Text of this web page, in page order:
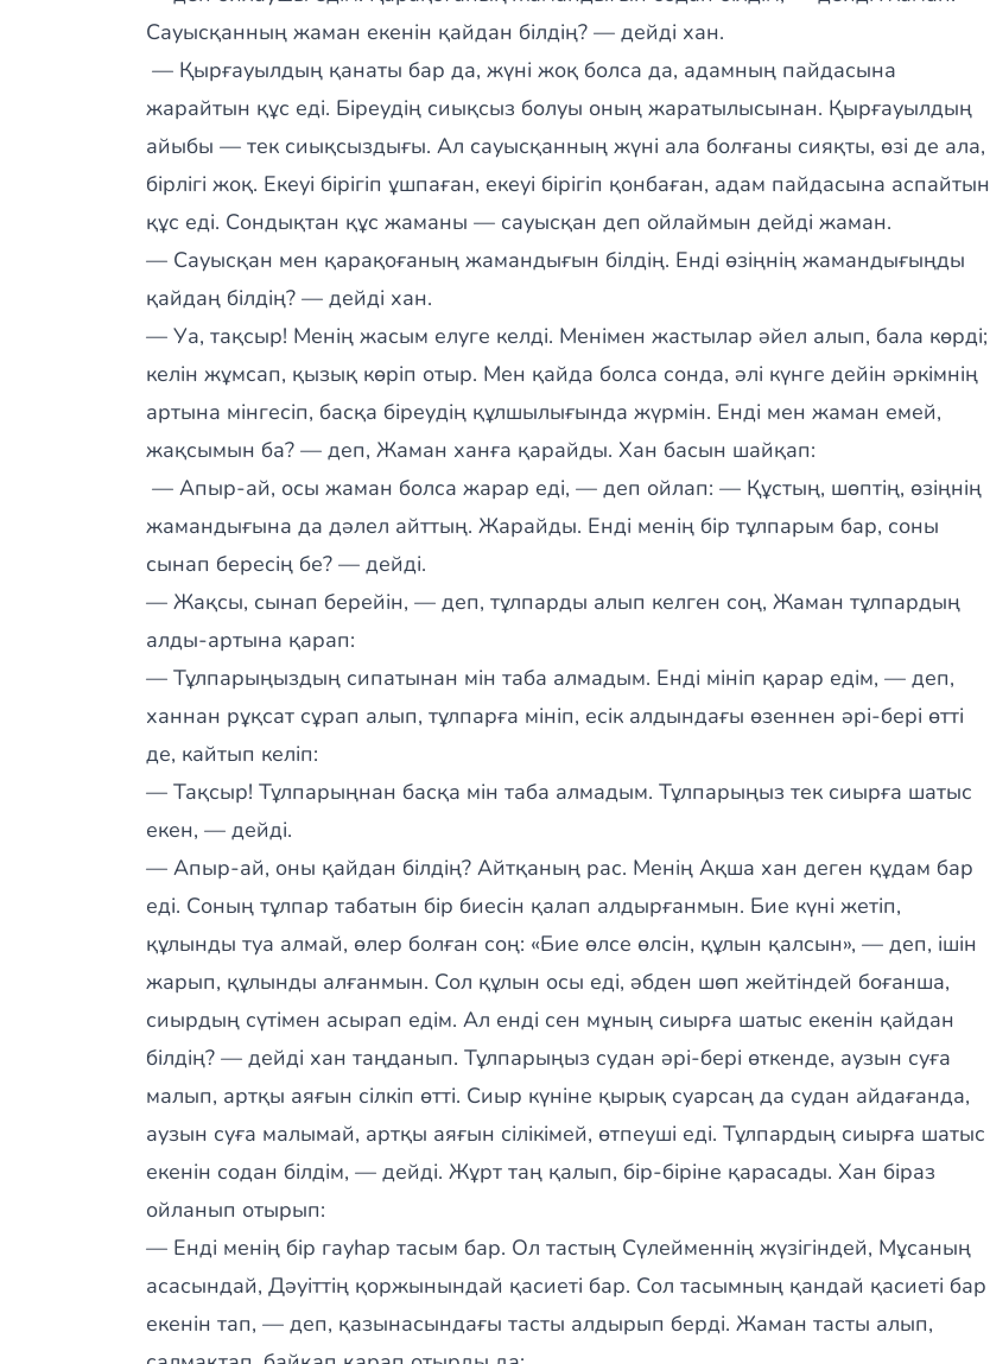
Сауысқанның жаман екенін қайдан білдің? — дейді хан.
— Қырғауылдың қанаты бар да, жүні жоқ болса да, адамның пайдасына
жарайтын құс еді. Біреудің сиықсыз болуы оның жаратылысынан. Қырғауылдың
айыбы — тек сиықсыздығы. Ал сауысқанның жүні ала болғаны сияқты, өзі де ала,
бірлігі жоқ. Екеуі бірігіп ұшпаған, екеуі бірігіп қонбаған, адам пайдасына аспайтын
құс еді. Сондықтан құс жаманы — сауысқан деп ойлаймын дейді жаман.
— Сауысқан мен қарақоғаның жамандығын білдің. Енді өзіңнің жамандығыңды
қайдаң білдің? — дейді хан.
— Уа, тақсыр! Менің жасым елуге келді. Менімен жастылар әйел алып, бала көрді;
келін жұмсап, қызық көріп отыр. Мен қайда болса сонда, әлі күнге дейін әркімнің
артына мінгесіп, басқа біреудің құлшылығында жүрмін. Енді мен жаман емей,
жақсымын ба? — деп, Жаман ханға қарайды. Хан басын шайқап:
— Апыр-ай, осы жаман болса жарар еді, — деп ойлап: — Құстың, шөптің, өзіңнің
жамандығына да дәлел айттың. Жарайды. Енді менің бір тұлпарым бар, соны
сынап бересің бе? — дейді.
— Жақсы, сынап берейін, — деп, тұлпарды алып келген соң, Жаман тұлпардың
алды-артына қарап:
— Тұлпарыңыздың сипатынан мін таба алмадым. Енді мініп қарар едім, — деп,
ханнан рұқсат сұрап алып, тұлпарға мініп, есік алдындағы өзеннен әрі-бері өтті
де, кайтып келіп:
— Тақсыр! Тұлпарыңнан басқа мін таба алмадым. Тұлпарыңыз тек сиырға шатыс
екен, — дейді.
— Апыр-ай, оны қайдан білдің? Айтқаның рас. Менің Ақша хан деген құдам бар
еді. Соның тұлпар табатын бір биесін қалап алдырғанмын. Бие күні жетіп,
құлынды туа алмай, өлер болған соң: «Бие өлсе өлсін, құлын қалсын», — деп, ішін
жарып, құлынды алғанмын. Сол құлын осы еді, әбден шөп жейтіндей боғанша,
сиырдың сүтімен асырап едім. Ал енді сен мұның сиырға шатыс екенін қайдан
білдің? — дейді хан таңданып. Тұлпарыңыз судан әрі-бері өткенде, аузын суға
малып, артқы аяғын сілкіп өтті. Сиыр күніне қырық суарсаң да судан айдағанда,
аузын суға малымай, артқы аяғын сілікімей, өтпеуші еді. Тұлпардың сиырға шатыс
екенін содан білдім, — дейді. Жұрт таң қалып, бір-біріне қарасады. Хан біраз
ойланып отырып:
— Енді менің бір гауһар тасым бар. Ол тастың Сүлейменнің жүзігіндей, Мұсаның
асасындай, Дәуіттің қоржынындай қасиеті бар. Сол тасымның қандай қасиеті бар
екенін тап, — деп, қазынасындағы тасты алдырып берді. Жаман тасты алып,